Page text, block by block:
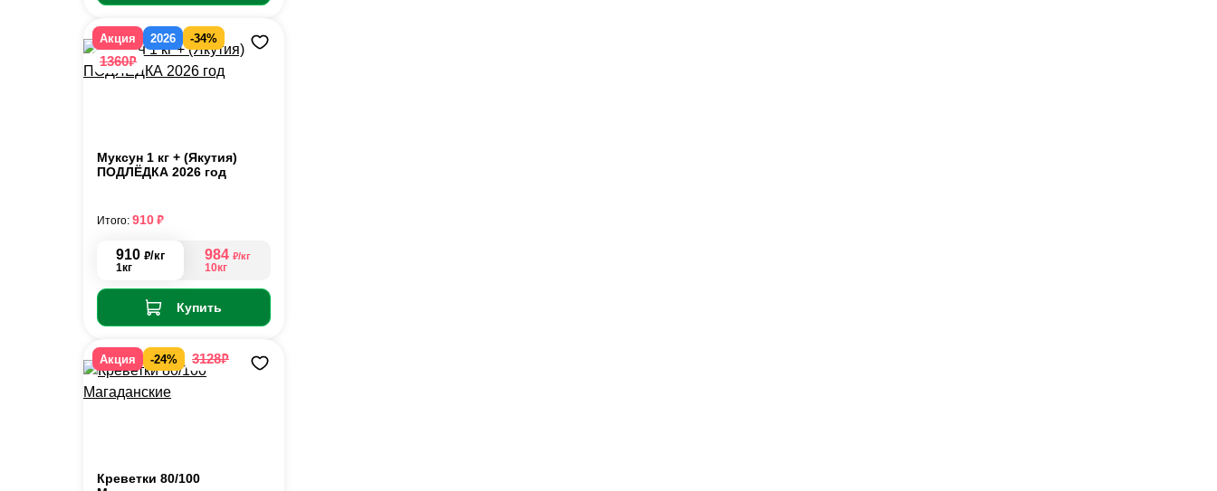
Акция 2026 -34%
1360₽
Муксун 1 кг + (Якутия)
ПОДЛЁДКА 2026 год
910 ₽/кг
1кг
984 ₽/кг
10кг
Купить
Итого: 910₽
Акция -24% 3128₽
Креветки 80/100